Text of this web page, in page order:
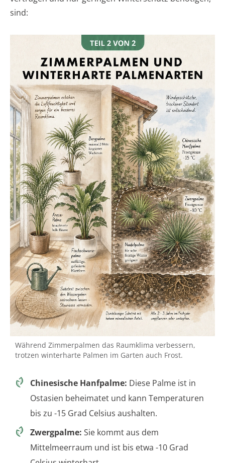
sind:
Während Zimmerpalmen das Raumklima verbessern,
trotzen winterharte Palmen im Garten auch Frost.
Chinesische Hanfpalme: Diese Palme ist in
Ostasien beheimatet und kann Temperaturen
bis zu -15 Grad Celsius aushalten.
Zwergpalme: Sie kommt aus dem
Mittelmeerraum und ist bis etwa -10 Grad